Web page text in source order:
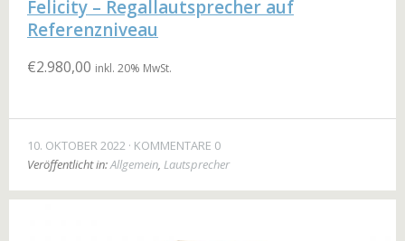
Felicity – Regallautsprecher auf
Referenzniveau
€2.980,00 inkl. 20% MwSt.
10. OKTOBER 2022 KOMMENTARE 0
Veröffentlicht in:Allgemein, Lautsprecher